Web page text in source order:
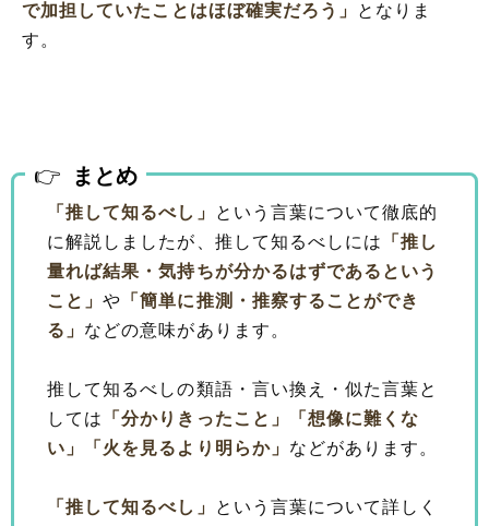
で加担していたことはほぼ確実だろう」
となりま
す。
まとめ
「推して知るべし」
という言葉について徹底的
に解説しましたが、推して知るべしには
「推し
量れば結果・気持ちが分かるはずであるという
こと」や 「簡単に推測・推察することができ
る」 などの意味があります。
推して知るべしの類語・言い換え・似た言葉と
しては
「分かりきったこと」
「想像に難くな
い」
「火を見るより明らか」 などがあります。
「推して知るべし」
という言葉について詳しく